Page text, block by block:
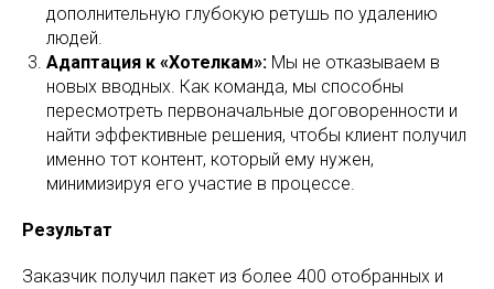
дополнительную глубокую ретушь по удалению
людей.
Адаптация к «Хотелкам»: Мы не отказываем в
новых вводных. Как команда, мы способны
пересмотреть первоначальные договоренности и
найти эффективные решения, чтобы клиент получил
именно тот контент, который ему нужен,
минимизируя его участие в процессе.
Результат
Заказчик получил пакет из более 400 отобранных и